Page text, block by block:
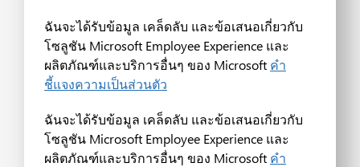
ฉันจะได้รับข้อมูล เคล็ดลับ และข้อเสนอเกี่ยวกับ
โซลูชัน Microsoft Employee Experience และ
ผลิตภัณฑ์และบริการอื่นๆ ของ Microsoft คำ
ชี้แจงความเป็นส่วนตัว
ฉันจะได้รับข้อมูล เคล็ดลับ และข้อเสนอเกี่ยวกับ
โซลูชัน Microsoft Employee Experience และ
ผลิตภัณฑ์และบริการอื่นๆ ของ Microsoft คำ